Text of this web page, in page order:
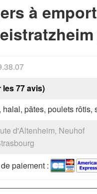
à
les 77 avis)
halal, pâtes, poulets
d'Altenheim, Neuhof
paiement :